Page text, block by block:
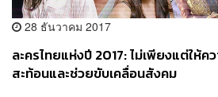
28 ธันวาคม 2017
ละครไทยแห่งปี 2017: ไม่เพียงแต่ให้ค
สะท้อนและช่วยขับเคลื่อนสังคม